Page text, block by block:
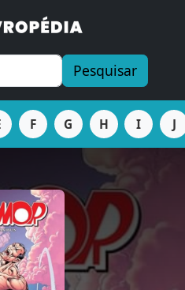
Pesquisar
F G H I J